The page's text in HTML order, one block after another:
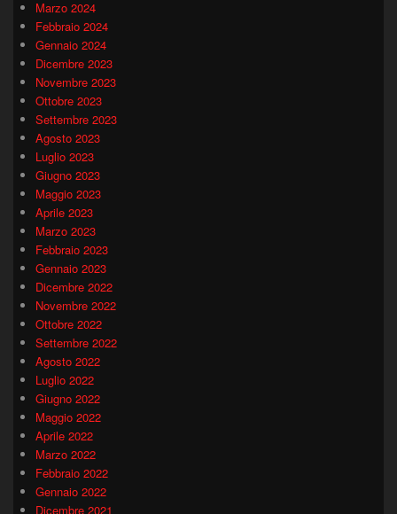
Marzo 2024
Febbraio 2024
Gennaio 2024
Dicembre 2023
Novembre 2023
Ottobre 2023
Settembre 2023
Agosto 2023
Luglio 2023
Giugno 2023
Maggio 2023
Aprile 2023
Marzo 2023
Febbraio 2023
Gennaio 2023
Dicembre 2022
Novembre 2022
Ottobre 2022
Settembre 2022
Agosto 2022
Luglio 2022
Giugno 2022
Maggio 2022
Aprile 2022
Marzo 2022
Febbraio 2022
Gennaio 2022
Dicembre 2021